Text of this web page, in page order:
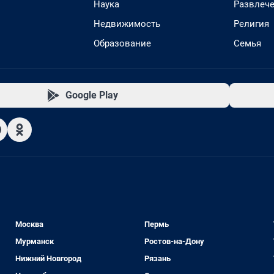
Наука
Недвижимость
Образование
Религия
Семья
Google Play
Москва
Мурманск
Нижний Новгород
Пермь
Ростов-на-Дону
Рязань